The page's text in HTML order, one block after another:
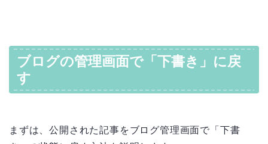
ブログの管理画面で「下書き」に戻
す
まずは、公開された記事をブログ管理画面で「下書